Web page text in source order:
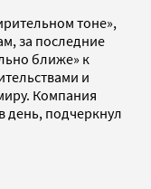
тоне»,
за последние
ближе» к
и
Компания
день, подчеркнул